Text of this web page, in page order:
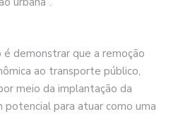
demonstrar que a remoção
ao transporte público,
meio da implantação da
potencial para atuar como uma